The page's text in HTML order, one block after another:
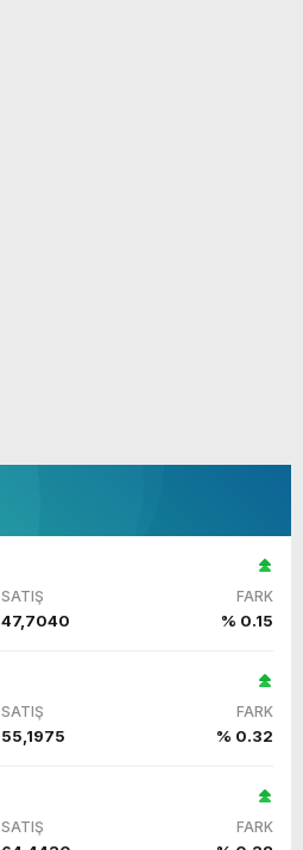
SATIŞ FARK
47,7040 % 0.15
SATIŞ FARK
55,1975 % 0.32
SATIŞ FARK